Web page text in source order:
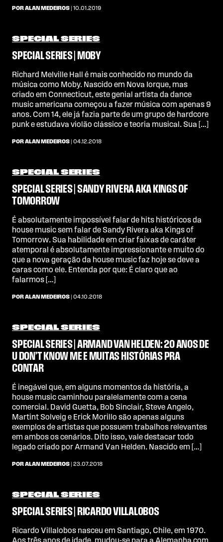
POR ALAN MEDEIROS | 10.01.2019
SPECIAL SERIES
SPECIAL SERIES | MOBY
Richard Melville Hall é mais conhecido no mundo da
música como Moby. Nascido em Nova Iorque, mas
criado em Connecticut, este genial artista da dance
music americana começou a fazer música com apenas 9
anos. Com 14, ele já fazia parte de um grupo de hardcore
punk e estudava violão clássico e teoria musical. Sua […]
POR ALAN MEDEIROS | 04.12.2018
SPECIAL SERIES
SPECIAL SERIES | SANDY RIVERA AKA KINGS OF
TOMORROW
É absolutamente impossível falar de hits históricos da
house music sem falar de Sandy Rivera aka Kings of
Tomorrow. Sua habilidade em criar faixas de caráter
atemporal é absolutamente impressionante e muito do
que a nova geração da house music faz hoje se deve a
caras como ele. Entenda por que: É claro que ao
falarmos […]
POR ALAN MEDEIROS | 04.10.2018
SPECIAL SERIES
SPECIAL SERIES | ARMAND VAN HELDEN: 20 ANOS DE
U DON’T KNOW ME E MUITAS HISTÓRIAS PRA
CONTAR
É inegável que, em alguns momentos da história, a
house music caminhou paralelamente com a cena
comercial. David Guetta, Bob Sinclair, Steve Angelo,
Martint Solveig e Erick Morillo são apenas alguns
exemplos de artistas que possuem trabalhos relevantes
em ambos os cenários. Dito isso, vale destacar todo
legado criado por Armand Van Helden. Nascido em […]
POR ALAN MEDEIROS | 23.07.2018
SPECIAL SERIES
SPECIAL SERIES | RICARDO VILLALOBOS
Ricardo Villalobos nasceu em Santiago, Chile, em 1970.